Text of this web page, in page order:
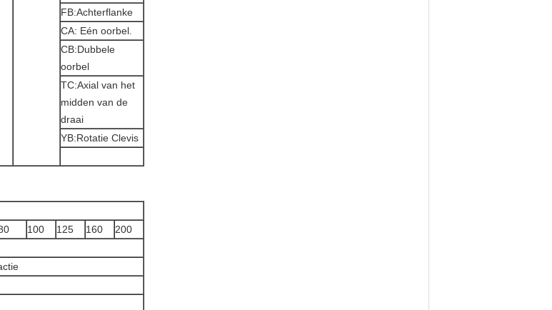
FB:Achterflanke
CA: Eén oorbel.
CB:Dubbele
oorbel
TC:Axial van het
midden van de
draai
YB:Rotatie Clevis
100 125 160
200